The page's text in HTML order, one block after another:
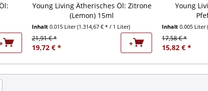
Young Living Ätherisches Öl: Zitrone
(Lemon) 15ml
Inhalt 0.015 Liter(1.314,67 € * / 1 Liter)
21,91 € *
19,72 € * +
Young
Inhalt 0.005 Liter
17,58 € *
15,82 € *